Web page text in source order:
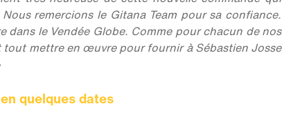
remercions le Gitana Team pour sa confiance.
dans le Vendée Globe. Comme pour chacun de nos
mettre en œuvre pour fournir à Sébastien Josse
quelques dates